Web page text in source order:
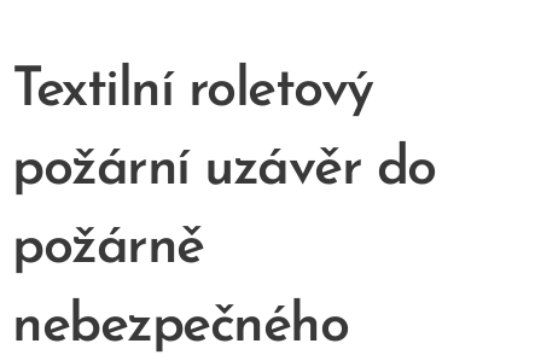
Textilní roletový
požární uzávěr do
požárně
nebezpečného